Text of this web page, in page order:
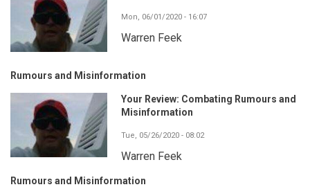
Mon, 06/01/2020 - 16:07
Warren Feek
Rumours and Misinformation
Your Review: Combating Rumours and
Misinformation
Tue, 05/26/2020 - 08:02
Warren Feek
Rumours and Misinformation